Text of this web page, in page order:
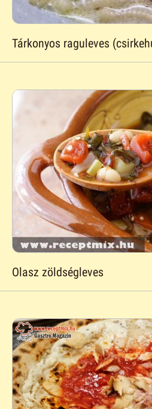
Tárkonyos raguleves
Olasz zöldségleves